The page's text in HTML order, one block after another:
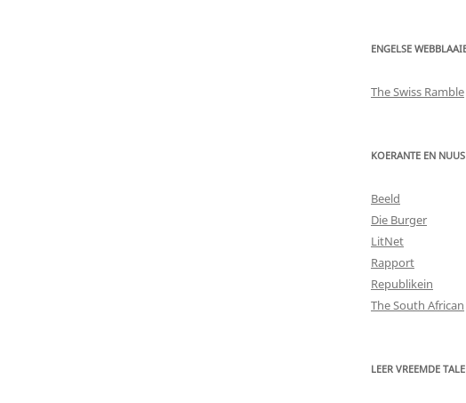
ENGELSE
The Swiss Ramble
KOERANTE EN NUUS
Beeld
Die Burger
LitNet
Rapport
Republikein
The South African
LEER VREEMDE TALE